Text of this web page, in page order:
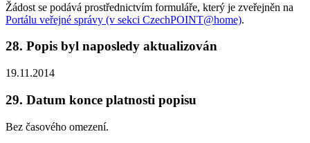
Žádost se podává prostřednictvím formuláře, který je zveřejněn na
Portálu veřejné správy (v sekci CzechPOINT@home).
28. Popis byl naposledy aktualizován
19.11.2014
29. Datum konce platnosti popisu
Bez časového omezení.